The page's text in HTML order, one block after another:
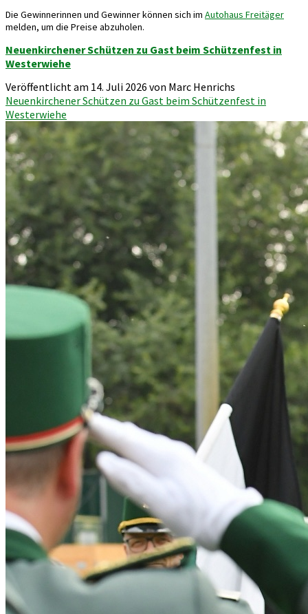
Die Gewinnerinnen und Gewinner können sich im Autohaus Freitäger
melden, um die Preise abzuholen.
Neuenkirchener Schützen zu Gast beim Schützenfest in
Westerwiehe
Veröffentlicht am 14. Juli 2026 von Marc Henrichs
Neuenkirchener Schützen zu Gast beim Schützenfest in
Westerwiehe